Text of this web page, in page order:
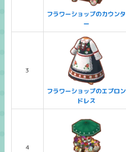
フラワーショップのカウンタ
ー
3
フラワーショップのエプロン
ドレス
4